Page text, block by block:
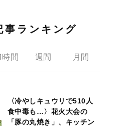
事ランキング
時間 週間 月間
〈冷やしキュウリで510人
食中毒も…〉花火大会の
「豚の丸焼き」、キッチン